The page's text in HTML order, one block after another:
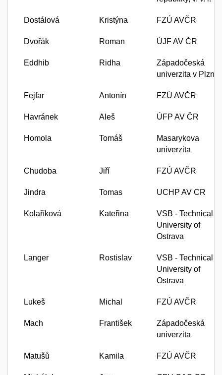
Dostálová Kristýna FZÚ AVČR
Dvořák Roman ÚJF AV ČR
Eddhib Ridha
Západočeská
univerzita v Plzni
Fejfar Antonín FZÚ AVČR
Havránek Aleš ÚFP AV ČR
Homola Tomáš
Masarykova
univerzita
Chudoba Jiří FZÚ AVČR
Jindra Tomas UCHP AV CR
Kolaříková Kateřina
VSB - Technical
University of
Ostrava
Langer Rostislav
VSB - Technical
University of
Ostrava
Lukeš Michal FZÚ AVČR
Mach František
Západočeská
univerzita
Matušů Kamila FZÚ AVČR